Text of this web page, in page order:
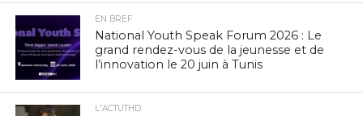
EN BREF
National Youth Speak Forum 2026 : Le
grand rendez-vous de la jeunesse et de
l’innovation le 20 juin à Tunis
L'ACTUTHD